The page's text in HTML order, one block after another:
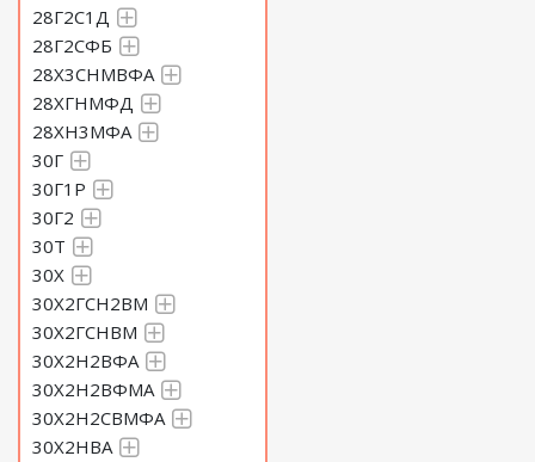
28Г2С1Д
28Г2СФБ
28Х3СНМВФА
28ХГНМФД
28ХН3МФА
30Г
30Г1Р
30Г2
30Т
30Х
30Х2ГСН2ВМ
30Х2ГСНВМ
30Х2Н2ВФА
30Х2Н2ВФМА
30Х2Н2СВМФА
30Х2НВА